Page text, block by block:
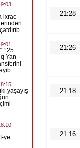
21:28
21:26
21:18
21:16